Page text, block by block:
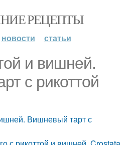
РЕЦЕПТЫ
новости статьи
и вишней.
с рикоттой
Вишневый тарт с